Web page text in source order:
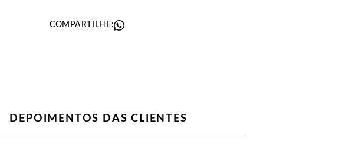
COMPARTILHE:
DEPOIMENTOS DAS CLIENTES